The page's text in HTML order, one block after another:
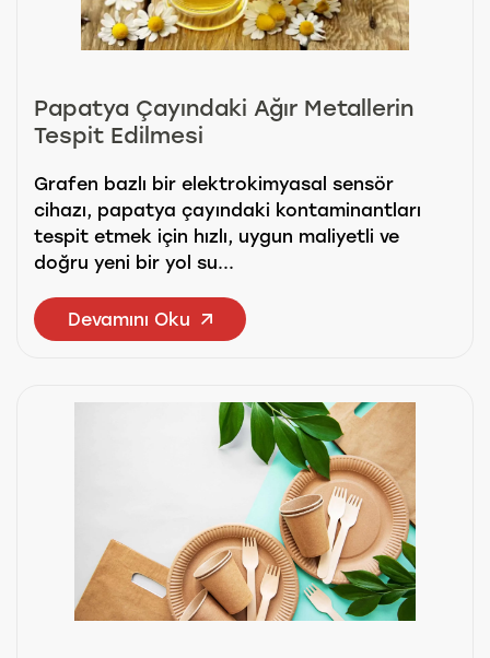
Papatya Çayındaki Ağır Metallerin
Tespit Edilmesi
Grafen bazlı bir elektrokimyasal sensör
cihazı, papatya çayındaki kontaminantları
tespit etmek için hızlı, uygun maliyetli ve
doğru yeni bir yol su...
Devamını Oku